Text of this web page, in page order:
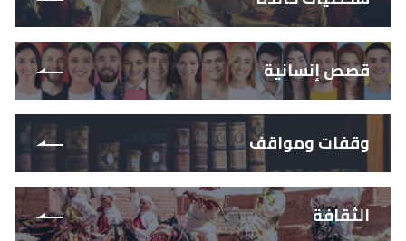
قصص إنسانية
وقفات ومواقف
الثقافة